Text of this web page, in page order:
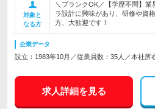
対象と
なる方
＼ブランクOK／【学歴不問】業
ラ設計に興味があり、研修や資
方、大歓迎です！
企業データ
設立：1983年10月／従業員数：35人／本社所
求人詳細を見る